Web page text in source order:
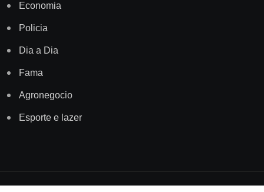
Economia
Policia
Dia a Dia
Fama
Agronegocio
Esporte e lazer